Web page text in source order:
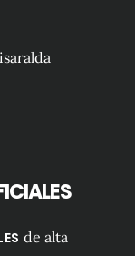
de alta